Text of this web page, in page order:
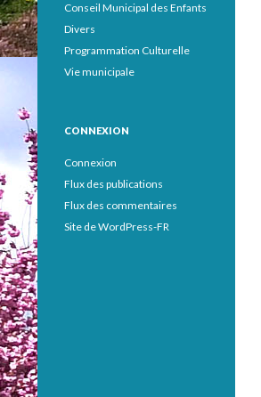
Conseil Municipal des Enfants
Divers
Programmation Culturelle
Vie municipale
CONNEXION
Connexion
Flux des publications
Flux des commentaires
Site de WordPress-FR